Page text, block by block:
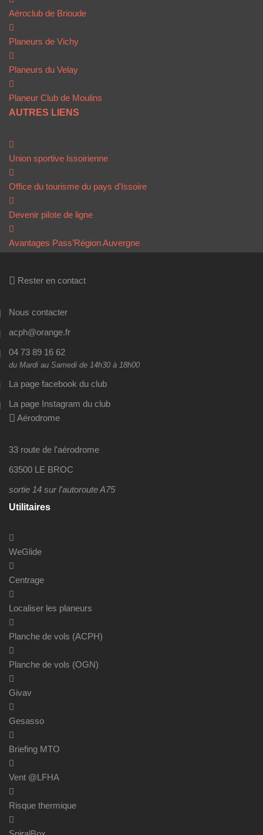
Aéroclub de Brioude
Planeurs de Vichy
Planeurs du Velay
Planeur Club de Moulins
AUTRES LIENS
Union sportive Issoirienne
Office du tourisme du pays d'Issoire
Devenir pilote de ligne
Avantages Pass’Région Auvergne
Rester en contact
Nous contacter
acph@orange.fr
04 73 89 16 62
du Mardi au Samedi de 14h30 à 18h00
La page facebook du club
La page Instagram du club
Aérodrome
33 route de l'aérodrome
63500 LE BROC
sortie 14 sur l'autoroute A75
Utilitaires
WeGlide
Centrage
Localiser les planeurs
Planche de vols (ACPH)
Planche de vols (OGN)
Givav
Gesasso
Briefing MTO
Vent @LFHA
Risque thermique